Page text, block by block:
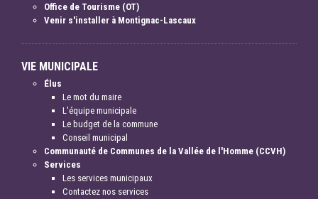
Office de Tourisme (OT)
Venir s'installer à Montignac-Lascaux
VIE MUNICIPALE
Élus
Le mot du maire
L'équipe municipale
Le budget de la commune
Conseil municipal
Communauté de Communes de la Vallée de l'Homme (CCVH)
Services
Les services municipaux
Contactez nos services